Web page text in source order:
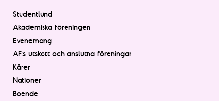
Studentlund
Akademiska föreningen
Evenemang
AF:s utskott och anslutna föreningar
Kårer
Nationer
Boende